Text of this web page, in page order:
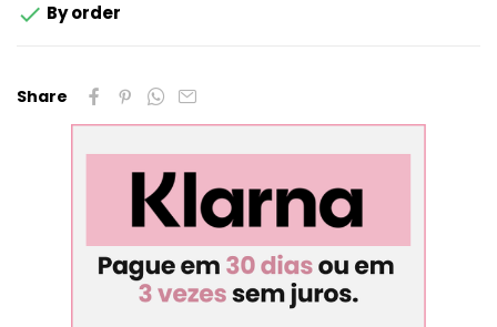
 By order
Share